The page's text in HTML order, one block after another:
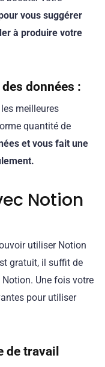
vous suggérer
à produire votre
données :
meilleures
quantité de
et vous fait une
Notion
utiliser Notion
gratuit, il suffit de
Une fois votre
pour utiliser
de travail